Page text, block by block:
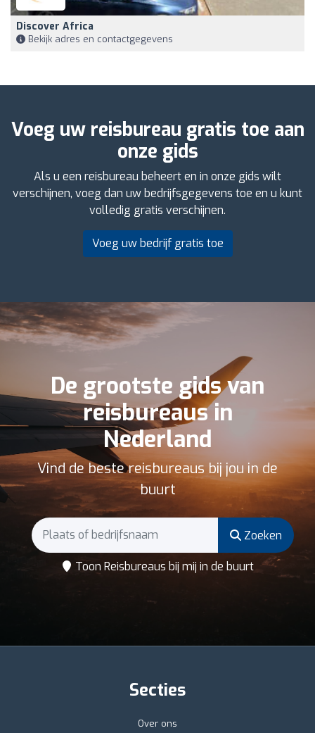
Discover Africa
Bekijk adres en contactgegevens
Voeg uw reisbureau gratis toe aan
onze gids
Als u een reisbureau beheert en in onze gids wilt
verschijnen, voeg dan uw bedrijfsgegevens toe en u kunt
volledig gratis verschijnen.
Voeg uw bedrijf gratis toe
De grootste gids van
reisbureaus in
Nederland
Vind de beste reisbureaus bij jou in de
buurt
Zoeken
Toon Reisbureaus bij mij in de buurt
Secties
Over ons